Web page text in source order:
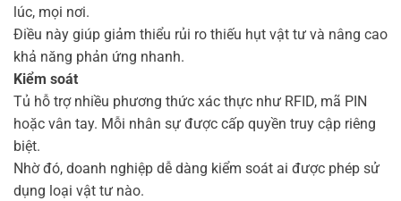
lúc, mọi nơi.
Điều này giúp giảm thiểu rủi ro thiếu hụt vật tư và nâng cao
khả năng phản ứng nhanh.
Kiểm soát
Tủ hỗ trợ nhiều phương thức xác thực như RFID, mã PIN
hoặc vân tay. Mỗi nhân sự được cấp quyền truy cập riêng
biệt.
Nhờ đó, doanh nghiệp dễ dàng kiểm soát ai được phép sử
dụng loại vật tư nào.